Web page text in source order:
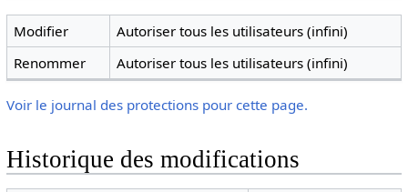
Modifier
Autoriser tous les utilisateurs (infini)
Renommer
Autoriser tous les utilisateurs (infini)
Voir le journal des protections pour cette page.
Historique des modifications